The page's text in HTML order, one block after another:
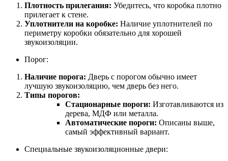
Плотность прилегания: Убедитесь, что коробка плотно
прилегает к стене.
Уплотнители на коробке: Наличие уплотнителей по
периметру коробки обязательно для хорошей
звукоизоляции.
Порог:
Наличие порога: Дверь с порогом обычно имеет
лучшую звукоизоляцию, чем дверь без него.
Типы порогов:
Стационарные пороги: Изготавливаются из
дерева, МДФ или металла.
Автоматические пороги: Описаны выше,
самый эффективный вариант.
Специальные звукоизоляционные двери: